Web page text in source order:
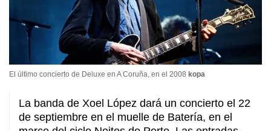
El último concierto de Deluxe en A Coruña, en el 2008 kopa
La banda de Xoel López dará un concierto el 22
de septiembre en el muelle de Batería, en el